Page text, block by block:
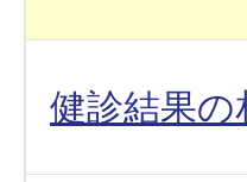
健診結果